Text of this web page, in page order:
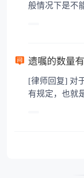
如：女性在怀
护，对女权尊
选择婚姻。 3.为孩子搭建的平台，因为将来孩子
多，而且孩子
家，最终也不
般情况下是不
方已经放弃了
户，是因为受
产的。 法律依据：《最高人民法院关于适用
〈中华人民共
立财产分割协
遗嘱的数量
[律师回复] 对于遗嘱的数量，我国在法律上并没
有规定，也就
立成百上千份
回、变更自己所立的